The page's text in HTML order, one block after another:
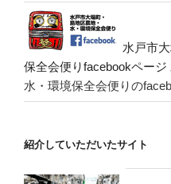
水戸市
保全会便りfacebookページ
水・環境保全会便りの
紹介していただいたサイト